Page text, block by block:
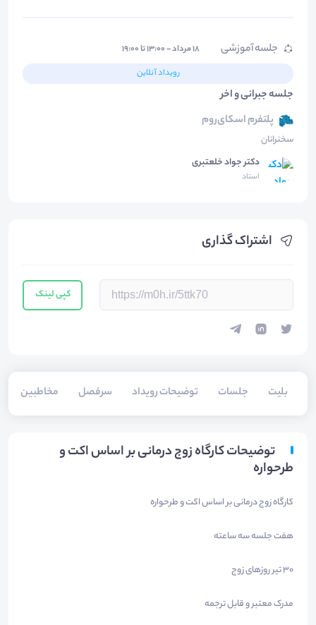
اشتراک گذاری
کپی لینک
بلیت‌ جلسات توضیحات رویداد سرفصل مخاطبین
جلسه آموزشی
۱۸ مرداد - ۱۳:۰۰ تا ۱۹:۰۰
رویداد آنلاین
جلسه جبرانی و اخر
پلتفرم اسکای‌روم
سخنرانان
دکتر جواد خلعتبری
استاد
توضیحات کارگاه زوج درمانی بر اساس اکت و
طرحواره
کارگاه زوج درمانی بر اساس اکت و طرحواره
هفت جلسه سه ساعته
30 تیر روزهای زوج
مدرک معتبر و قابل ترجمه